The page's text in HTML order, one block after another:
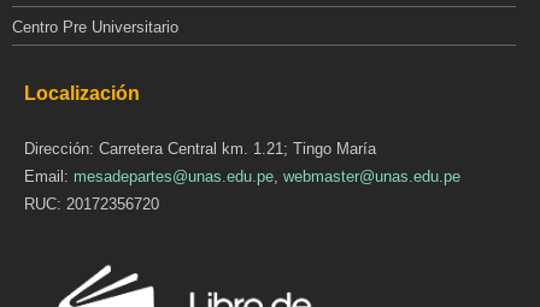
Centro Pre Universitario
Localización
Dirección: Carretera Central km. 1.21; Tingo María
Email: mesadepartes@unas.edu.pe, webmaster@unas.edu.pe
RUC: 20172356720